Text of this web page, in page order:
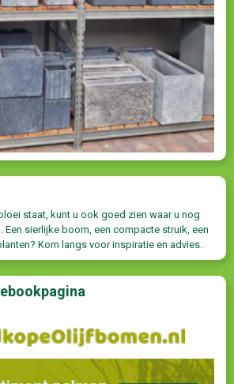
staat, kunt u ook goed zien waar u nog
Een sierlijke boom, een compacte struik, een
Kom langs voor inspiratie en advies.